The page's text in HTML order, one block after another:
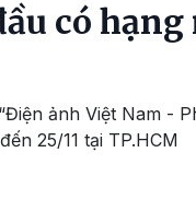
có
ảnh Việt Nam -
25/11 tại TP.HCM